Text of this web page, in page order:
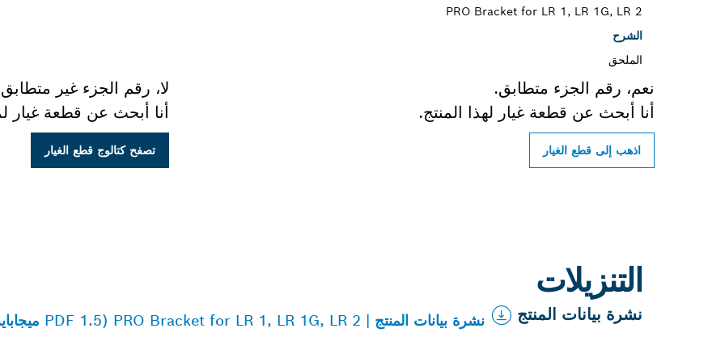
PRO Bracket for LR 1, LR 1G, LR 2
الشرح
الملحق
نعم، رقم الجزء متطابق.
أنا أبحث عن قطعة غيار لهذا المنتج.
اذهب إلى قطع الغيار
لا، رقم الجزء غير
أنا أبحث عن قطعة غيار
تصفح كتالوج قطع الغيار
التنزيلات
نشرة بيانات المنتج نشرة بيانات المنتج | PRO Bracket for LR 1, LR 1G, LR 2 (PDF 1.5 ميجابايت)